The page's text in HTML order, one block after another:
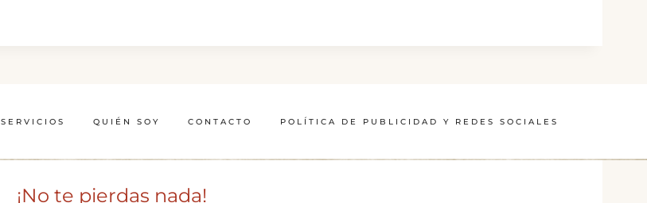
SERVICIOS QUIÉN SOY CONTACTO POLÍTICA DE PUBLICIDAD Y REDES SOCIALES
¡No te pierdas nada!